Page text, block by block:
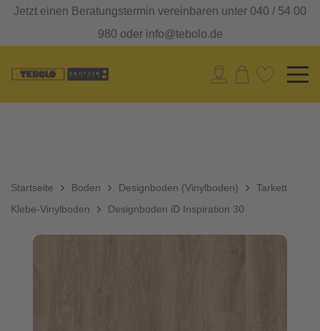
Jetzt einen Beratungstermin vereinbaren unter 040 / 54 00
980 oder info@tebolo.de
Startseite Boden
Designboden (Vinylboden)
Klebe-Vinylboden
Tarkett
Designboden iD Inspiration 30